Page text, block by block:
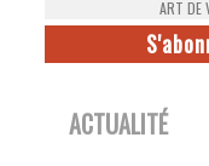
ART DE
ACTUALITÉ